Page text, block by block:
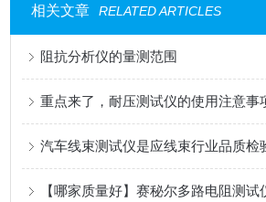
相关文章 RELATED ARTICLES
阻抗分析仪的量测范围
重点来了，耐压测试仪的使用注意事
汽车线束测试仪是应线束行业品质检